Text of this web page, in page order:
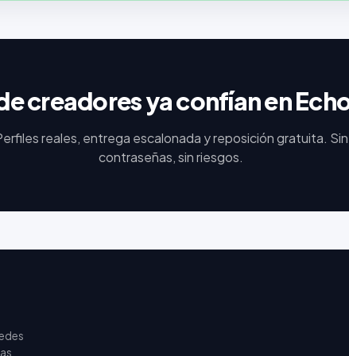
creadores ya confían en
reales, entrega escalonada y reposición gratuita. Sin
contraseñas, sin riesgos.